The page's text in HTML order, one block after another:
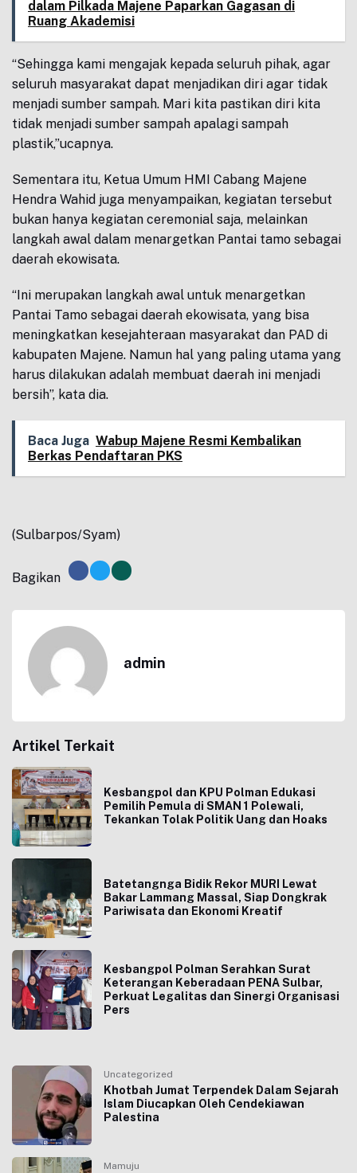
dalam Pilkada Majene Paparkan Gagasan di
Ruang Akademisi
“Sehingga kami mengajak kepada seluruh pihak, agar
seluruh masyarakat dapat menjadikan diri agar tidak
menjadi sumber sampah. Mari kita pastikan diri kita
tidak menjadi sumber sampah apalagi sampah
plastik,”ucapnya.
Sementara itu, Ketua Umum HMI Cabang Majene
Hendra Wahid juga menyampaikan, kegiatan tersebut
bukan hanya kegiatan ceremonial saja, melainkan
langkah awal dalam menargetkan Pantai tamo sebagai
daerah ekowisata.
“Ini merupakan langkah awal untuk menargetkan
Pantai Tamo sebagai daerah ekowisata, yang bisa
meningkatkan kesejahteraan masyarakat dan PAD di
kabupaten Majene. Namun hal yang paling utama yang
harus dilakukan adalah membuat daerah ini menjadi
bersih”, kata dia.
Baca Juga Wabup Majene Resmi Kembalikan
Berkas Pendaftaran PKS
(Sulbarpos/Syam)
Bagikan
admin
Artikel Terkait
Kesbangpol dan KPU Polman Edukasi
Pemilih Pemula di SMAN 1 Polewali,
Tekankan Tolak Politik Uang dan Hoaks
Batetangnga Bidik Rekor MURI Lewat
Bakar Lammang Massal, Siap Dongkrak
Pariwisata dan Ekonomi Kreatif
Kesbangpol Polman Serahkan Surat
Keterangan Keberadaan PENA Sulbar,
Perkuat Legalitas dan Sinergi Organisasi
Pers
Uncategorized
Khotbah Jumat Terpendek Dalam Sejarah
Islam Diucapkan Oleh Cendekiawan
Palestina
Mamuju